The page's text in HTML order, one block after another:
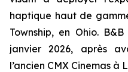
haptique haut de
Township, en Ohio.
janvier 2026, après
l’ancien CMX Cinemas à